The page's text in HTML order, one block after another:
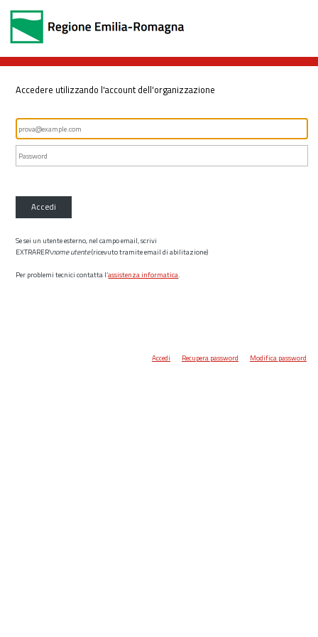
Accedere utilizzando l'account dell'organizzazione
Accedi
Se sei un utente esterno, nel campo email, scrivi
EXTRARER\nome utente(ricevuto tramite email di abilitazione)
Per problemi tecnici contatta l’assistenza informatica.
Accedi Recupera password Modifica password